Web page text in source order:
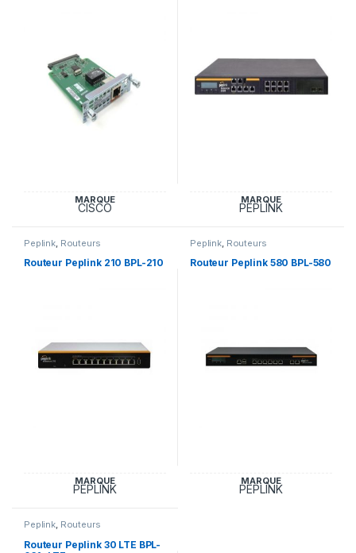
MARQUE
CISCO
MARQUE
PEPLINK
Peplink Routeurs
Routeur Peplink 210 BPL-210
MARQUE
PEPLINK
Peplink Routeurs
Routeur Peplink 580 BPL-580
MARQUE
PEPLINK
Peplink, Routeurs
Routeur Peplink 30 LTE BPL-